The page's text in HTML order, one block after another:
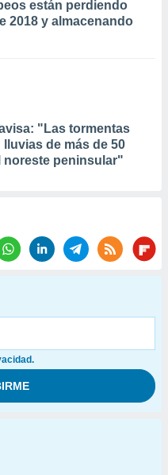
están perdiendo
2018 y almacenando
"Las tormentas
de más de 50
noreste peninsular"